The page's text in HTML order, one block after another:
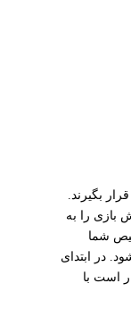
بگیرند.
بازی را به
شما
در ابتدای
است با